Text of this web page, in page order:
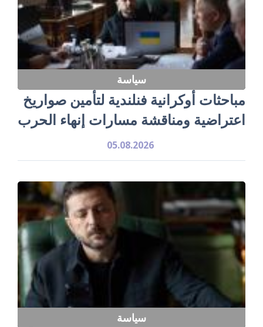
سياسة
مباحثات أوكرانية فنلندية لتأمين صواريخ
اعتراضية ومناقشة مسارات إنهاء الحرب
05.08.2026
سياسة